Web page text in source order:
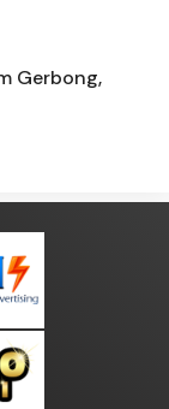
Gerbong,